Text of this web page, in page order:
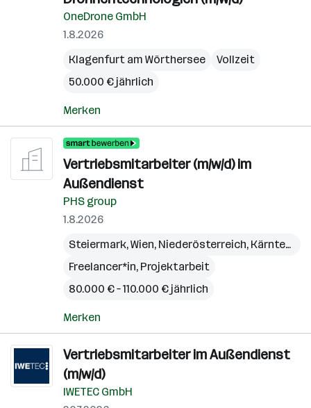
OneDrone GmbH
1.8.2026
Klagenfurt am Wörthersee
Vollzeit
50.000 € jährlich
Merken
Vertriebsmitarbeiter (m/w/d) im
Außendienst
PHS group
1.8.2026
Steiermark,Wien, Niederösterreich, Kärnten
Freelancer*in, Projektarbeit
80.000 € – 110.000 € jährlich
Merken
Vertriebsmitarbeiter im Außendienst
(m/w/d)
IWETEC GmbH